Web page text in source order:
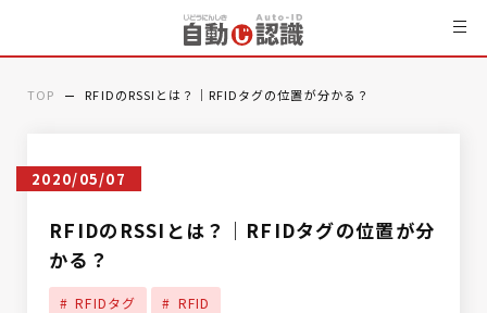
TOP RFIDのRSSIとは？｜RFIDタグの位置が分かる？
2020/05/07
RFIDのRSSIとは？｜RFIDタグの位置が分
かる？
RFIDタグ RFID